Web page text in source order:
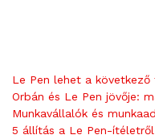
Le Pen lehet a következő
Orbán és Le Pen jövője:
Munkavállalók és
5 állítás a Le Pen-ítéletről